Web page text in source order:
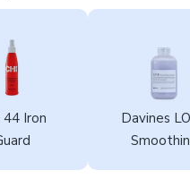
44 Iron
Davines